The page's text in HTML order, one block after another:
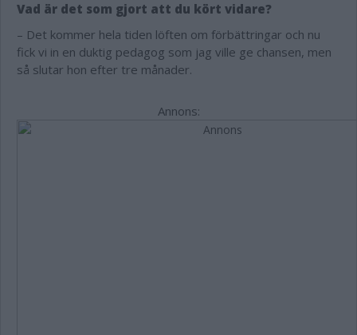
Vad är det som gjort att du kört vidare?
– Det kommer hela tiden löften om förbättringar och nu
fick vi in en duktig pedagog som jag ville ge chansen, men
så slutar hon efter tre månader.
Annons: